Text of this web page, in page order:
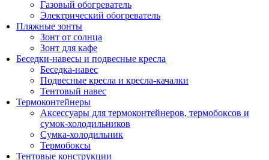
Газовый обогреватель
Электрический обогреватель
Пляжные зонты
Зонт от солнца
Зонт для кафе
Беседки-навесы и подвесные кресла
Беседка-навес
Подвесные кресла и кресла-качалки
Тентовый навес
Термоконтейнеры
Аксессуары для термоконтейнеров, термобоксов и
сумок-холодильников
Сумка-холодильник
Термобоксы
Тентовые конструкции